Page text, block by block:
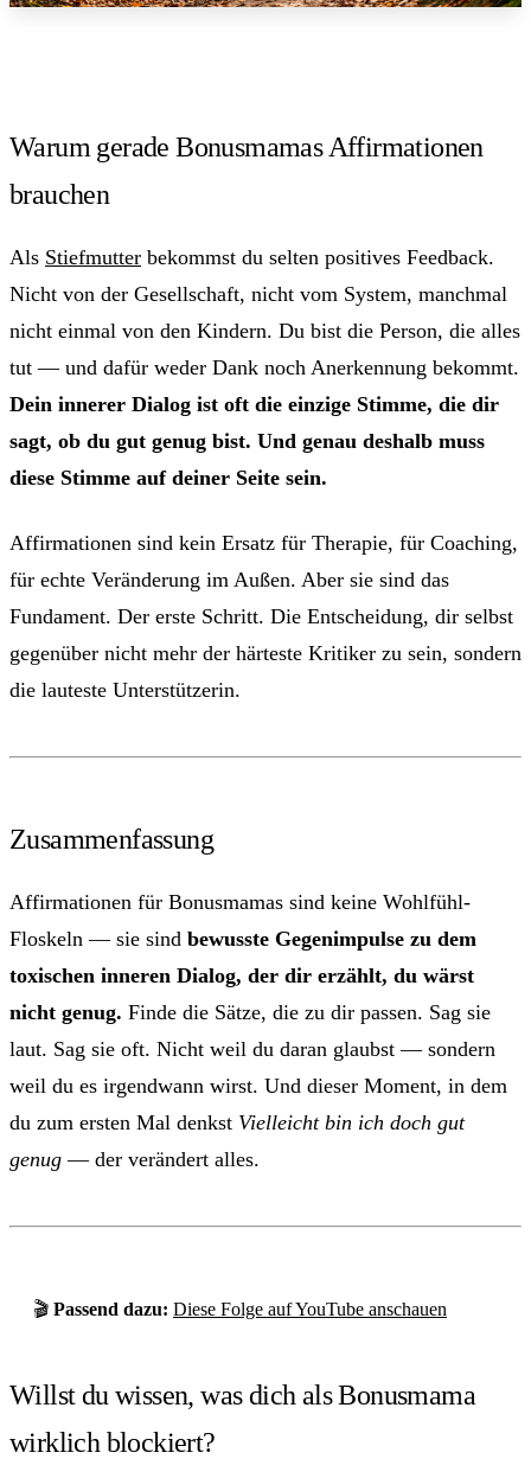
Warum gerade Bonusmamas Affirmationen
brauchen
Als Stiefmutter bekommst du selten positives Feedback.
Nicht von der Gesellschaft, nicht vom System, manchmal
nicht einmal von den Kindern. Du bist die Person, die alles
tut — und dafür weder Dank noch Anerkennung bekommt.
Dein innerer Dialog ist oft die einzige Stimme, die dir
sagt, ob du gut genug bist. Und genau deshalb muss
diese Stimme auf deiner Seite sein.
Affirmationen sind kein Ersatz für Therapie, für Coaching,
für echte Veränderung im Außen. Aber sie sind das
Fundament. Der erste Schritt. Die Entscheidung, dir selbst
gegenüber nicht mehr der härteste Kritiker zu sein, sondern
die lauteste Unterstützerin.
Zusammenfassung
Affirmationen für Bonusmamas sind keine Wohlfühl-
Floskeln — sie sind bewusste Gegenimpulse zu dem
toxischen inneren Dialog, der dir erzählt, du wärst
nicht genug. Finde die Sätze, die zu dir passen. Sag sie
laut. Sag sie oft. Nicht weil du daran glaubst — sondern
weil du es irgendwann wirst. Und dieser Moment, in dem
du zum ersten Mal denkst Vielleicht bin ich doch gut
genug — der verändert alles.
🎬 Passend dazu: Diese Folge auf YouTube anschauen
Willst du wissen, was dich als Bonusmama
wirklich blockiert?